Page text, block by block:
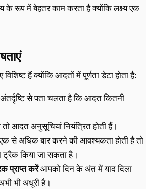
के रूप में बेहतर काम करता है क्योंकि लक्ष्य एक
हैं क्योंकि आदतों में पूर्णता डेटा होता है:
से पता चलता है कि आदत कितनी
आदत अनुसूचियां नियंत्रित होती हैं।
से अधिक बार करने की आवश्यकता होती है तो
ट्रैक किया जा सकता है।
प्राप्त करेंआपको दिन के अंत में याद दिला
भी अधूरी है।